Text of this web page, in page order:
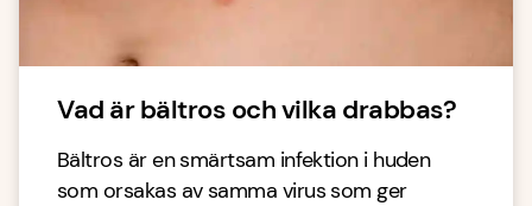
Vad är bältros och vilka drabbas?
Bältros är en smärtsam infektion i huden
som orsakas av samma virus som ger